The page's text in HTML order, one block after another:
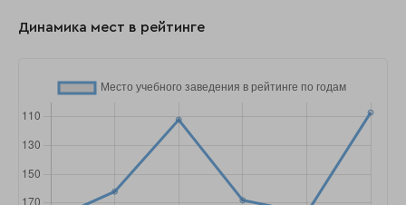
Динамика мест в рейтинге